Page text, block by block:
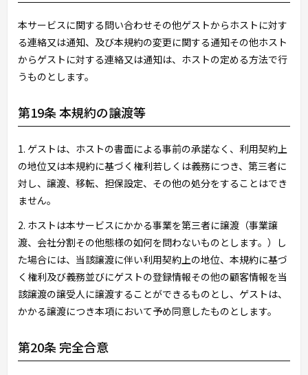
本サービスに関する問い合わせその他ゲストからホストに対す
る連絡又は通知、及び本規約の変更に関する通知その他ホスト
からゲストに対する連絡又は通知は、ホストの定める方法で行
うものとします。
第19条 本規約の譲渡等
1. ゲストは、ホストの書面による事前の承諾なく、利用契約上
の地位又は本規約に基づく権利若しくは義務につき、第三者に
対し、譲渡、移転、担保設定、その他の処分をすることはでき
ません。
2. ホストは本サービスにかかる事業を第三者に譲渡（事業譲
渡、会社分割その他態様の如何を問わないものとします。）し
た場合には、当該譲渡に伴い利用契約上の地位、本規約に基づ
く権利及び義務並びにゲストの登録情報その他の顧客情報を当
該譲渡の譲受人に譲渡することができるものとし、ゲストは、
かかる譲渡につき本項において予め同意したものとします。
第20条 完全合意